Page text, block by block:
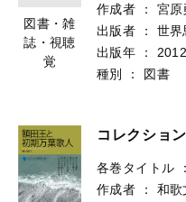
図書・雑
誌・視聴
覚
作成者 ：
宮原
出版者
：
世界
出版年
：
種別
： 図書
コレクショ
各巻タイトル ：
作成者
：
和歌